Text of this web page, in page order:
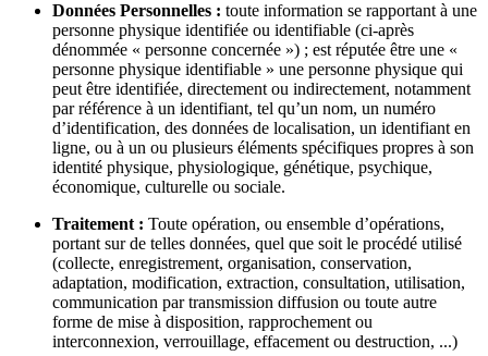
Données Personnelles : toute information se rapportant à une
personne physique identifiée ou identifiable (ci-après
dénommée « personne concernée ») ; est réputée être une «
personne physique identifiable » une personne physique qui
peut être identifiée, directement ou indirectement, notamment
par référence à un identifiant, tel qu’un nom, un numéro
d’identification, des données de localisation, un identifiant en
ligne, ou à un ou plusieurs éléments spécifiques propres à son
identité physique, physiologique, génétique, psychique,
économique, culturelle ou sociale.
Traitement : Toute opération, ou ensemble d’opérations,
portant sur de telles données, quel que soit le procédé utilisé
(collecte, enregistrement, organisation, conservation,
adaptation, modification, extraction, consultation, utilisation,
communication par transmission diffusion ou toute autre
forme de mise à disposition, rapprochement ou
interconnexion, verrouillage, effacement ou destruction, ...)